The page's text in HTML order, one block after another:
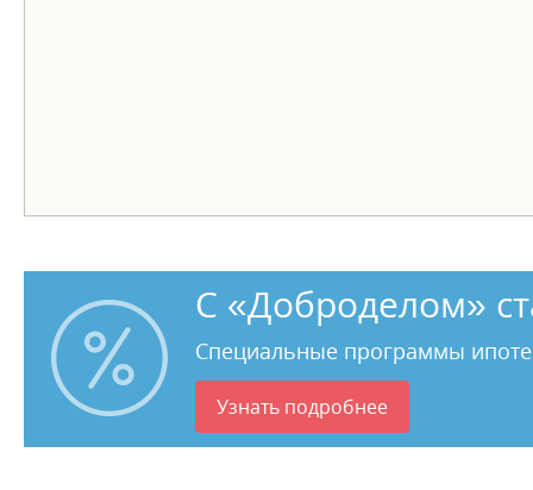
С «Доброделом»
Специальные программы
Узнать подробнее